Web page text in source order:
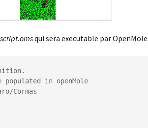
script.omsqui sera executable par
in openMole
Cormas